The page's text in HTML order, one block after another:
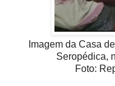
Imagem da Casa
Seropédica,
Foto: